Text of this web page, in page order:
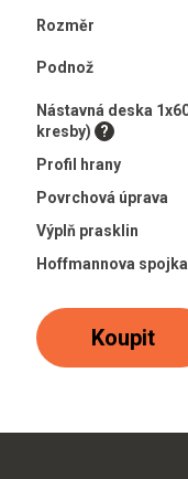
Rozměr
Podnož
Nástavná deska
kresby) ?
Profil hrany
Povrchová úprava
Výplň prasklin
Hoffmannova
Koupit